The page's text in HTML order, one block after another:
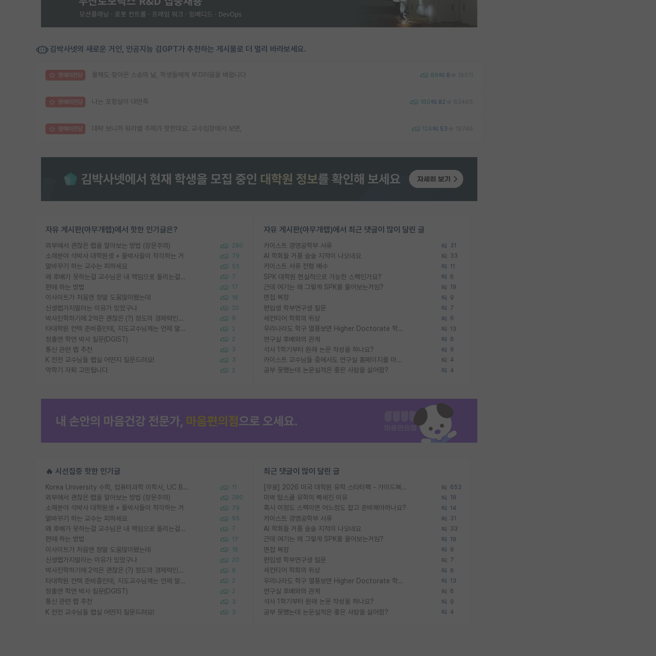
김박사넷의 새로운 거인, 인공지능 김GPT가 추천하는 게시물로 더 멀리 바라보세요.
명예의전당 올해도 찾아온 스승의 날, 학생들에게 부끄러움을 배웁니다 89 8 16511
명예의전당 나는 포항살이 대만족 160 82 63465
명예의전당 대략 보니까 워라밸 주제가 핫한데요. 교수입장에서 보면, 124 53 19749
자유 게시판(아무개랩)에서 핫한 인기글은?
외부에서 괜찮은 랩을 알아보는 방법 (장문주의) 280
소재분야 석박사 대학원생 + 물박사들이 착각하는 거 79
말바꾸기 하는 교수는 피하세요 55
왜 후배가 못하는걸 교수님은 내 책임으로 돌리는걸까요? 7
편애 하는 방법 17
이사이트가 처음엔 정말 도움많이됐는데 16
신생랩가지말라는 이유가 있었구나 20
박사진학하기에 2억은 괜찮은 (?) 정도의 경제력인가요 9
타대학원 컨텍 준비중인데, 지도교수님께는 언제 말씀드려야 할까요? 2
정출연 학연 박사 질문(DGIST) 2
통신 관련 랩 추천 3
K 전전 교수님들 랩실 어떤지 질문드려요! 3
막학기 자퇴 고민됩니다 2
자유 게시판(아무개랩)에서 최근 댓글이 많이 달린 글
카이스트 경영공학부 서류 31
AI 학회들 거품 슬슬 지적이 나오네요 33
카이스트 서류 전형 배수 11
SPK 대학원 현실적으로 가능한 스펙인가요? 6
근데 여기는 왜 그렇게 SPK를 물어보는거임? 19
면접 복장 9
편입생 학부연구생 질문 7
세컨티어 학회의 위상 6
우리나라도 학구 열풍보면 Higher Doctorate 학위가 필요하다고 봅니다. 13
연구실 후배와의 관계 6
석사 1학기부터 원래 논문 작성을 하나요? 9
카이스트 교수님들 중에서도 연구실 홈페이지를 마련 안 하신 분들이 계시던데 4
공부 못했는데 논문실적은 좋은 사람을 싫어함? 4
🔥 시선집중 핫한 인기글
Korea University 수학, 컴퓨터과학 이학사, UC Berkeley 산업공학 대학원 공학박사가 되는 것은 쉽지 않겠죠? 11
외부에서 괜찮은 랩을 알아보는 방법 (장문주의) 280
소재분야 석박사 대학원생 + 물박사들이 착각하는 거 79
말바꾸기 하는 교수는 피하세요 55
왜 후배가 못하는걸 교수님은 내 책임으로 돌리는걸까요? 7
편애 하는 방법 17
이사이트가 처음엔 정말 도움많이됐는데 16
신생랩가지말라는 이유가 있었구나 20
박사진학하기에 2억은 괜찮은 (?) 정도의 경제력인가요 9
타대학원 컨텍 준비중인데, 지도교수님께는 언제 말씀드려야 할까요? 2
정출연 학연 박사 질문(DGIST) 2
통신 관련 랩 추천 3
K 전전 교수님들 랩실 어떤지 질문드려요! 3
최근 댓글이 많이 달린 글
[무료] 2026 미국 대학원 유학 스타터팩 - 가이드북 & 합격자 컨택메일 템플릿 653
미박 탑스쿨 유학이 빡세진 이유 19
혹시 이정도 스펙이면 어느정도 잡고 준비해야하나요? 14
카이스트 경영공학부 서류 31
AI 학회들 거품 슬슬 지적이 나오네요 33
근데 여기는 왜 그렇게 SPK를 물어보는거임? 19
면접 복장 9
편입생 학부연구생 질문 7
세컨티어 학회의 위상 6
우리나라도 학구 열풍보면 Higher Doctorate 학위가 필요하다고 봅니다. 13
연구실 후배와의 관계 6
석사 1학기부터 원래 논문 작성을 하나요? 9
공부 못했는데 논문실적은 좋은 사람을 싫어함? 4